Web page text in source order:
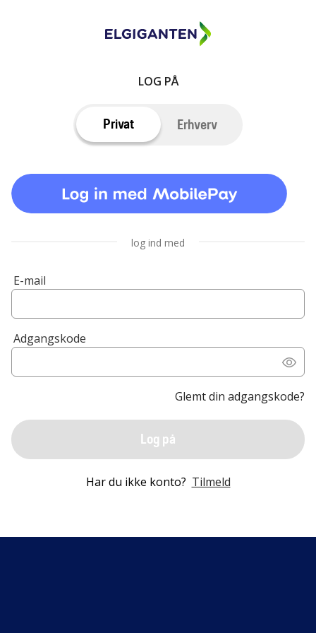
LOG PÅ
Privat Erhverv
log ind med
E-mail
Adgangskode
Glemt din adgangskode?
Log på
Har du ikke konto? Tilmeld